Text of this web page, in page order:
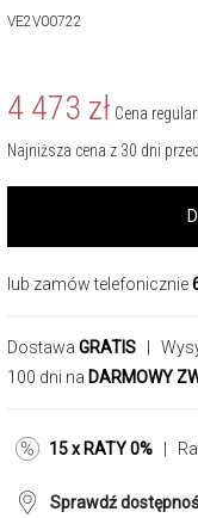
VE2V00722
4 473 zł Cena
Najniższa cena z 30 dni
lub zamów telefonicznie
Dostawa GRATIS |
100 dni na DARMOWY
15 x RATY 0% |
Sprawdź